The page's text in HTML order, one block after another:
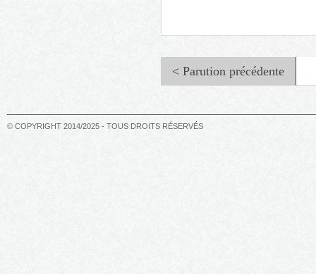
< Parution précédente
© COPYRIGHT 2014/2025 - TOUS DROITS RÉSERVÉS